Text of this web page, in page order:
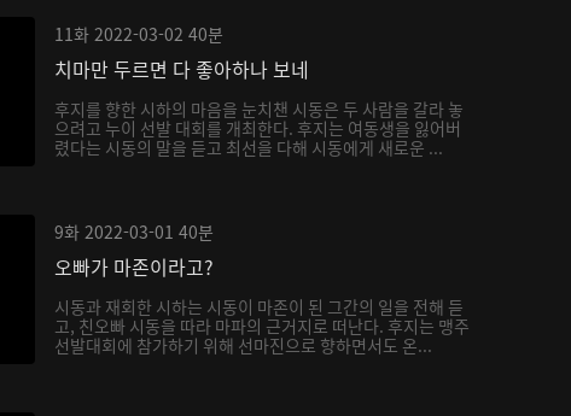
11화 2022-03-02 40분
치마만 두르면 다 좋아하나 보네
후지를 향한 시하의 마음을 눈치챈 시동은 두 사람을 갈라 놓
으려고 누이 선발 대회를 개최한다. 후지는 여동생을 잃어버
렸다는 시동의 말을 듣고 최선을 다해 시동에게 새로운 ...
9화 2022-03-01 40분
오빠가 마존이라고?
시동과 재회한 시하는 시동이 마존이 된 그간의 일을 전해 듣
고, 친오빠 시동을 따라 마파의 근거지로 떠난다. 후지는 맹주
선발대회에 참가하기 위해 선마진으로 향하면서도 온...